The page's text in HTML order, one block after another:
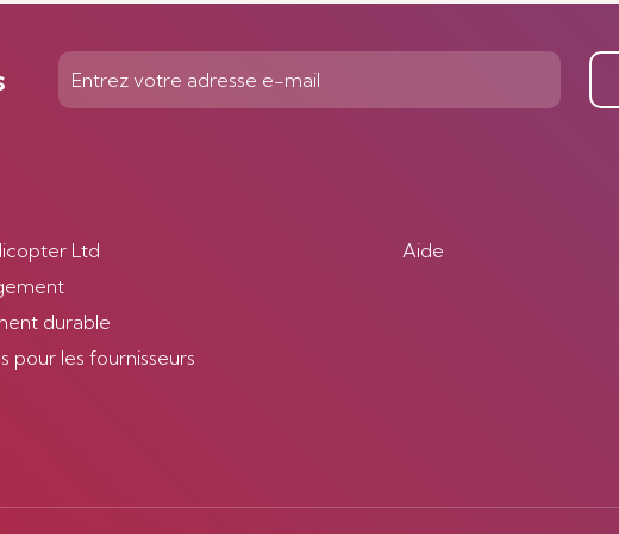
Ltd
durable
pour les fournisseurs
Aide